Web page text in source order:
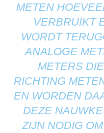
METEN
VERBRUIKT
WORDT
ANALOGE
METERS
RICHTING
EN WORDEN
DEZE
ZIJN NODIG